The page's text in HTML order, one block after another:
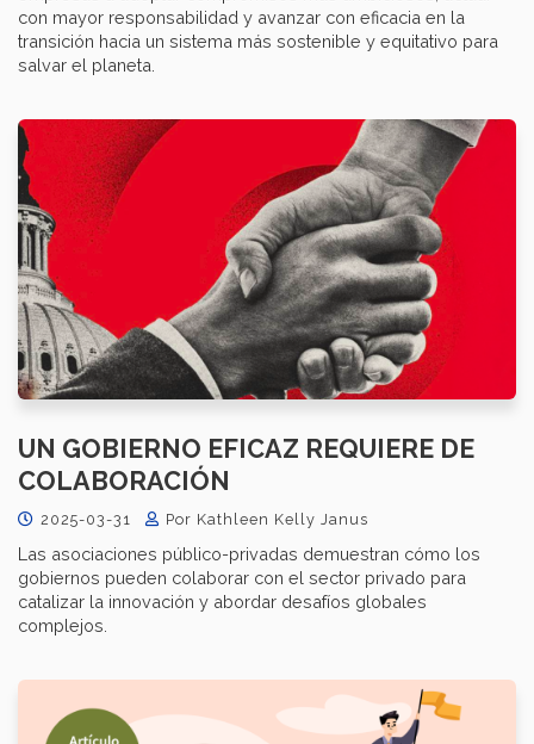
con mayor responsabilidad y avanzar con eficacia en la
transición hacia un sistema más sostenible y equitativo para
salvar el planeta.
UN GOBIERNO EFICAZ REQUIERE DE
COLABORACIÓN
2025-03-31 Por Kathleen Kelly Janus
Las asociaciones público-privadas demuestran cómo los
gobiernos pueden colaborar con el sector privado para
catalizar la innovación y abordar desafíos globales
complejos.